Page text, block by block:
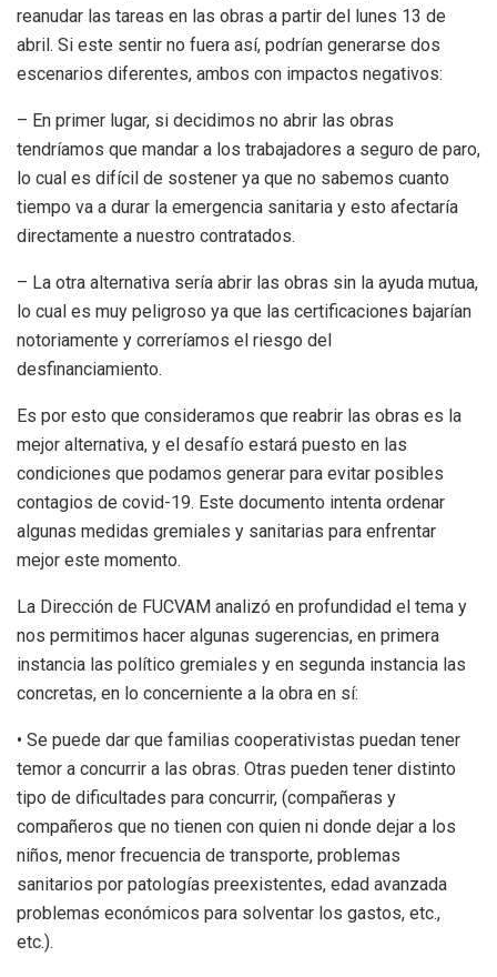
reanudar las tareas en las obras a partir del lunes 13 de
abril. Si este sentir no fuera así, podrían generarse dos
escenarios diferentes, ambos con impactos negativos:
– En primer lugar, si decidimos no abrir las obras
tendríamos que mandar a los trabajadores a seguro de paro,
lo cual es difícil de sostener ya que no sabemos cuanto
tiempo va a durar la emergencia sanitaria y esto afectaría
directamente a nuestro contratados.
– La otra alternativa sería abrir las obras sin la ayuda mutua,
lo cual es muy peligroso ya que las certificaciones bajarían
notoriamente y correríamos el riesgo del
desfinanciamiento.
Es por esto que consideramos que reabrir las obras es la
mejor alternativa, y el desafío estará puesto en las
condiciones que podamos generar para evitar posibles
contagios de covid-19. Este documento intenta ordenar
algunas medidas gremiales y sanitarias para enfrentar
mejor este momento.
La Dirección de FUCVAM analizó en profundidad el tema y
nos permitimos hacer algunas sugerencias, en primera
instancia las político gremiales y en segunda instancia las
concretas, en lo concerniente a la obra en sí:
• Se puede dar que familias cooperativistas puedan tener
temor a concurrir a las obras. Otras pueden tener distinto
tipo de dificultades para concurrir, (compañeras y
compañeros que no tienen con quien ni donde dejar a los
niños, menor frecuencia de transporte, problemas
sanitarios por patologías preexistentes, edad avanzada
problemas económicos para solventar los gastos, etc.,
etc.).